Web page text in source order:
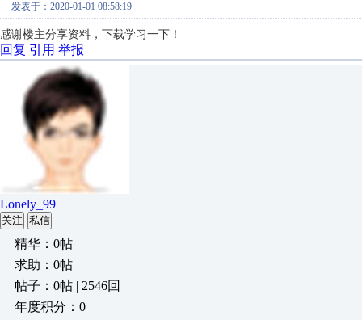
发表于：2020-01-01 08:58:19
感谢楼主分享资料，下载学习一下！
回复 引用 举报
Lonely_99
关注 私信
精华：0帖
求助：0帖
帖子：0帖 | 2546回
年度积分：0